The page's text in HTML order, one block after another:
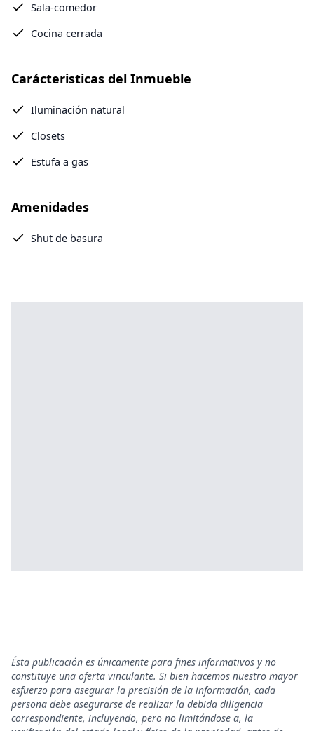
Sala-comedor
Cocina cerrada
Carácteristicas del Inmueble
Iluminación natural
Closets
Estufa a gas
Amenidades
Shut de basura
Ésta publicación es únicamente para fines informativos y no
constituye una oferta vinculante. Si bien hacemos nuestro mayor
esfuerzo para asegurar la precisión de la información, cada
persona debe asegurarse de realizar la debida diligencia
correspondiente, incluyendo, pero no limitándose a, la